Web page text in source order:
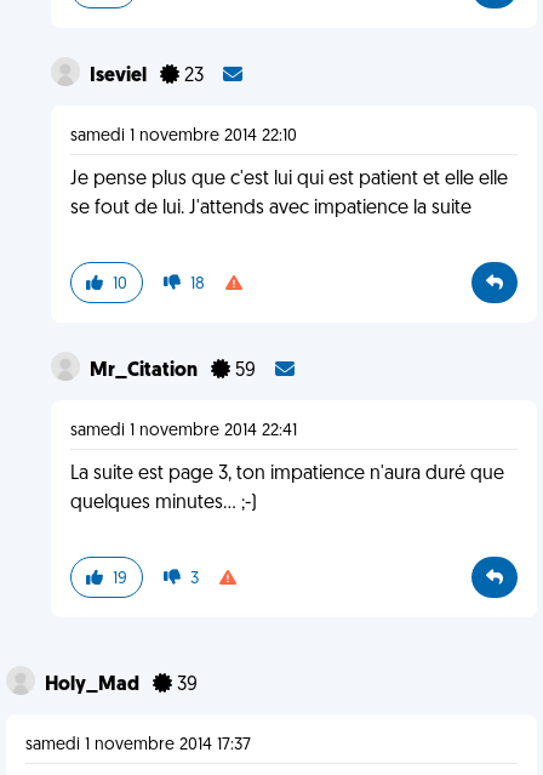
Iseviel 23
samedi 1 novembre 2014 22:10
Je pense plus que c'est lui qui est patient et elle elle
se fout de lui. J'attends avec impatience la suite
10 18
Mr_Citation 59
samedi 1 novembre 2014 22:41
La suite est page 3, ton impatience n'aura duré que
quelques minutes... ;-)
19 3
Holy_Mad 39
samedi 1 novembre 2014 17:37